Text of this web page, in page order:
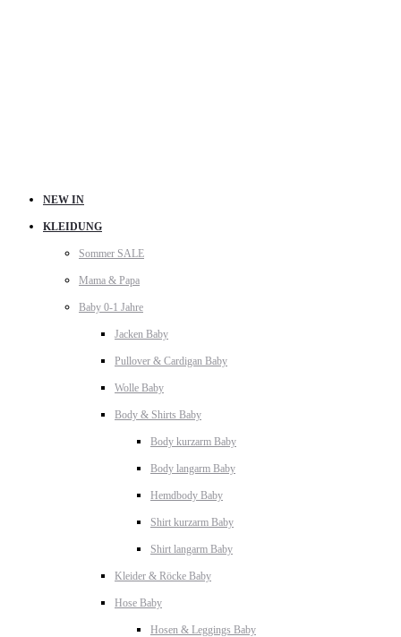
NEW IN
KLEIDUNG
Sommer SALE
Mama & Papa
Baby 0-1 Jahre
Jacken Baby
Pullover & Cardigan Baby
Wolle Baby
Body & Shirts Baby
Body kurzarm Baby
Body langarm Baby
Hemdbody Baby
Shirt kurzarm Baby
Shirt langarm Baby
Kleider & Röcke Baby
Hose Baby
Hosen & Leggings Baby